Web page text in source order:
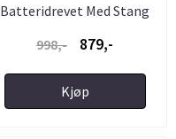
Batteridrevet Med Stang
998,-
879,-
Kjøp